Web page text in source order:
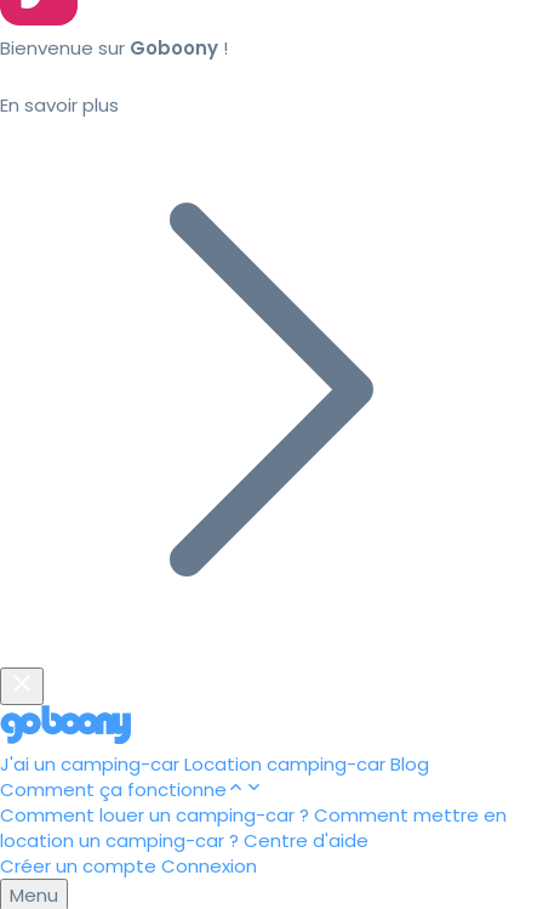
Bienvenue sur Goboony !
En savoir plus
J'ai un camping-carLocation camping-carBlog
Comment ça fonctionne
Comment louer un camping-car ? Comment mettre en
location un camping-car ? Centre d'aide
Créer un compte Connexion
Menu